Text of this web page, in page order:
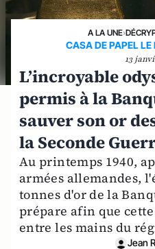
A LA UNE›
CASA DE PAPEL LE
13
L’incroyable
permis à la
sauver son or
la Seconde
Au printemps 1940,
armées allemandes,
tonnes d'or de la
prépare afin que
entre les mains du
Jean